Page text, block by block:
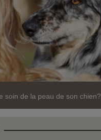
soin de la peau de son chien?